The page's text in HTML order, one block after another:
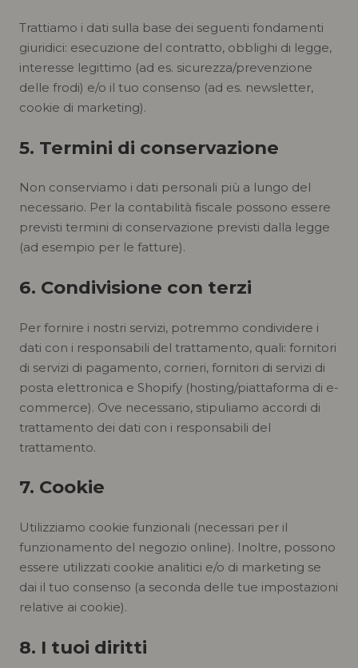
Trattiamo i dati sulla base dei seguenti fondamenti
giuridici: esecuzione del contratto, obblighi di legge,
interesse legittimo (ad es. sicurezza/prevenzione
delle frodi) e/o il tuo consenso (ad es. newsletter,
cookie di marketing).
5. Termini di conservazione
Non conserviamo i dati personali più a lungo del
necessario. Per la contabilità fiscale possono essere
previsti termini di conservazione previsti dalla legge
(ad esempio per le fatture).
6. Condivisione con terzi
Per fornire i nostri servizi, potremmo condividere i
dati con i responsabili del trattamento, quali: fornitori
di servizi di pagamento, corrieri, fornitori di servizi di
posta elettronica e Shopify (hosting/piattaforma di e-
commerce). Ove necessario, stipuliamo accordi di
trattamento dei dati con i responsabili del
trattamento.
7. Cookie
Utilizziamo cookie funzionali (necessari per il
funzionamento del negozio online). Inoltre, possono
essere utilizzati cookie analitici e/o di marketing se
dai il tuo consenso (a seconda delle tue impostazioni
relative ai cookie).
8. I tuoi diritti